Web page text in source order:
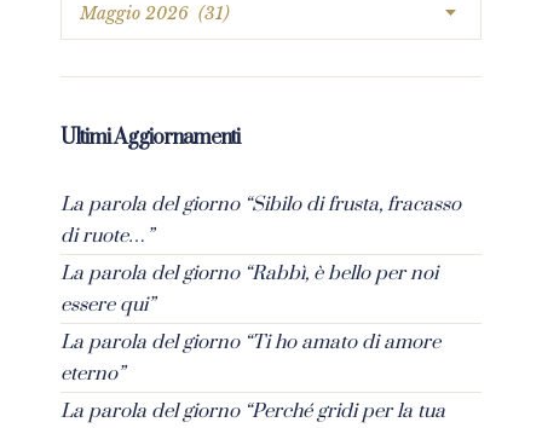
Ultimi Aggiornamenti
La parola del giorno “Sibilo di frusta, fracasso
di ruote…”
La parola del giorno “Rabbì, è bello per noi
essere qui”
La parola del giorno “Ti ho amato di amore
eterno”
La parola del giorno “Perché gridi per la tua